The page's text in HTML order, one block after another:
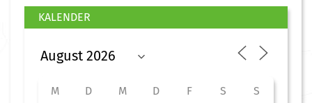
KALENDER
M D M D F S S